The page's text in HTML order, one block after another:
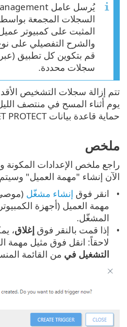
المثبت على كمبيوتر
والشرح التفصيلي على
قم بتكوين كل تطبيق (عبر
سجلات محددة.
يوم أثناء المسح في منتصف
حماية قاعدة بيانات ESET PROTECT من الحمل الزائد.
ملخص
راجع ملخص الإعدادات المكونة
الآن إنشاء "مهمة العميل"
انقر فوق إنشاء مشغّل
مهمة العميل (أجهزة
المشغّل.
إذا قمت بالنقر فوقإغلاق،
لاحقاً: انقل فوق مثيل مهمة
التشغيل في من القائمة